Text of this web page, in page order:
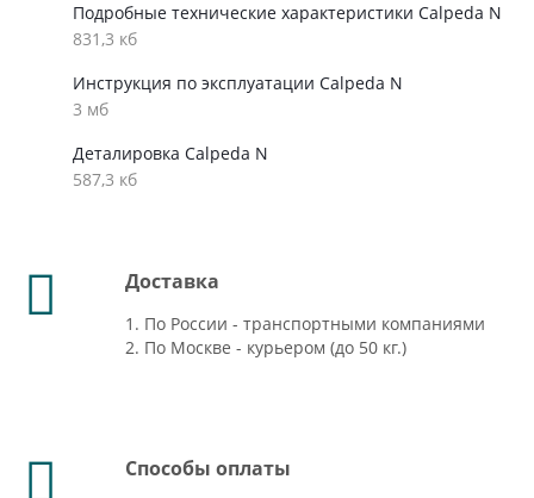
Подробные технические характеристики Calpeda N
831,3 кб
Инструкция по эксплуатации Calpeda N
3 мб
Деталировка Calpeda N
587,3 кб
Доставка
1. По России - транспортными компаниями
2. По Москве - курьером (до 50 кг.)
Способы оплаты